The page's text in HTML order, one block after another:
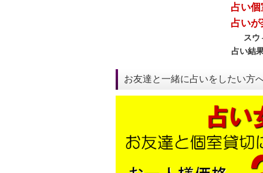
占い
占い
スウ
占い結
お友達と一緒に占いをしたい方